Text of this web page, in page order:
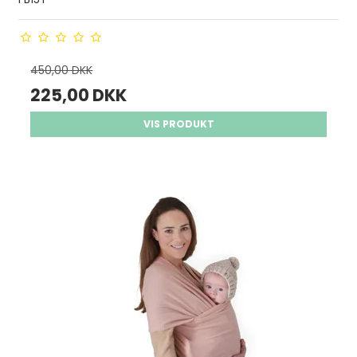
450,00 DKK
225,00 DKK
VIS PRODUKT